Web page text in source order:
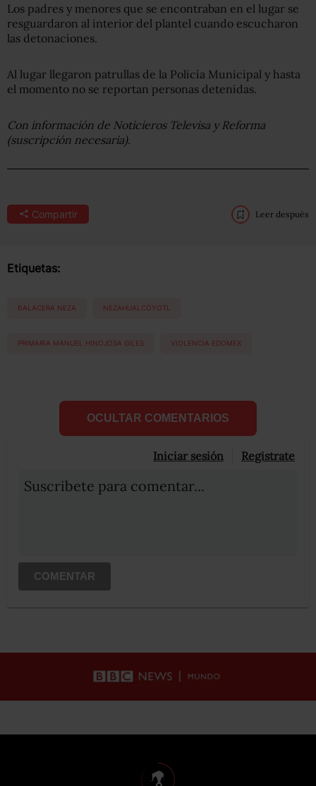
Los padres y menores que se encontraban en el lugar se
resguardaron al interior del plantel cuando escucharon
las detonaciones.
Al lugar llegaron patrullas de la Policía Municipal y hasta
el momento no se reportan personas detenidas.
Con información de Noticieros Televisa y Reforma
(suscripción necesaria).
Compartir Leer después
Etiquetas:
BALACERA NEZA NEZAHUALCÓYOTL
PRIMARIA MANUEL HINOJOSA GILES VIOLENCIA EDOMEX
OCULTAR COMENTARIOS
Iniciar sesión Registrate
Suscribete para comentar...
COMENTAR